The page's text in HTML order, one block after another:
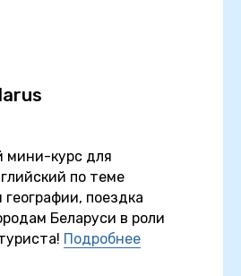
мини-курс для
по теме
поездка
Беларуси в роли
Подробнее